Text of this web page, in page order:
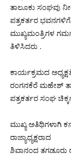
ತಾಲೂಕು ಸಂಘವು
ಪತ್ರಕರ್ತರ ಭವನಗಳಿಗೆ
ಮುಖ್ಯಮಂತ್ರಿಗಳ
ತಿಳಿಸಿದರು .
ಕಾರ್ಯಕ್ರಮದ
ರಂಗನಕೆರೆ ಮಹೇಶ್
ಪತ್ರಕರ್ತರ ಸಂಘ
ಮುಖ್ಯ ಅತಿಥಿಗಳಾಗಿ
ರಾಜ್ಯಾಧ್ಯಕ್ಷರಾದ
ಶಿವಾನಂದ ತಗಡೂರು